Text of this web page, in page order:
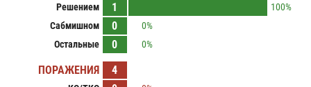
Решением
1
100%
Сабмишном
0
0%
Остальные
0 0%
ПОРАЖЕНИЯ 4